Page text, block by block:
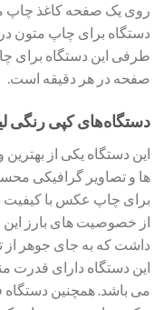
روی یک صفحه کاغذ چاپ
صفحه در هر دقیقه است.
دستگاه‌های کپی رنگی
این دستگاه یکی از
ها و تصاویر گرافیکی
برای چاپ عکس با کیفیت
از خصوصیت های بارز این
داشت که به جای جوهر از
این دستگاه دارای قدرت